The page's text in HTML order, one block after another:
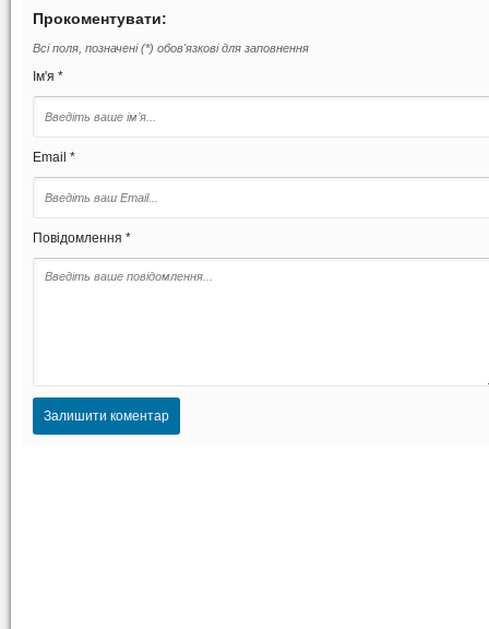
Прокоментувати:
Всі поля, позначені (*) обов'язкові для заповнення
Ім'я *
Email *
Повідомлення *